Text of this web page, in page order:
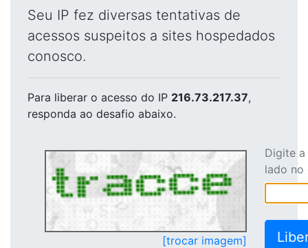
Seu IP fez diversas tentativas de
acessos suspeitos a sites hospedados
conosco.
Para liberar o acesso do IP 216.73.217.37,
responda ao desafio abaixo.
[trocar imagem]
Digite
lado no